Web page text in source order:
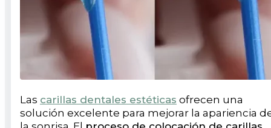
Las carillas dentales estéticas ofrecen una
solución excelente para mejorar la apariencia